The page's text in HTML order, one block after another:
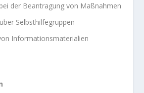
der Beantragung von Maßnahmen
Selbsthilfegruppen
Informationsmaterialien